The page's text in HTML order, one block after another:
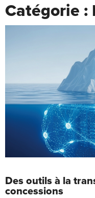
Catégorie :
Des outils à la
concessions